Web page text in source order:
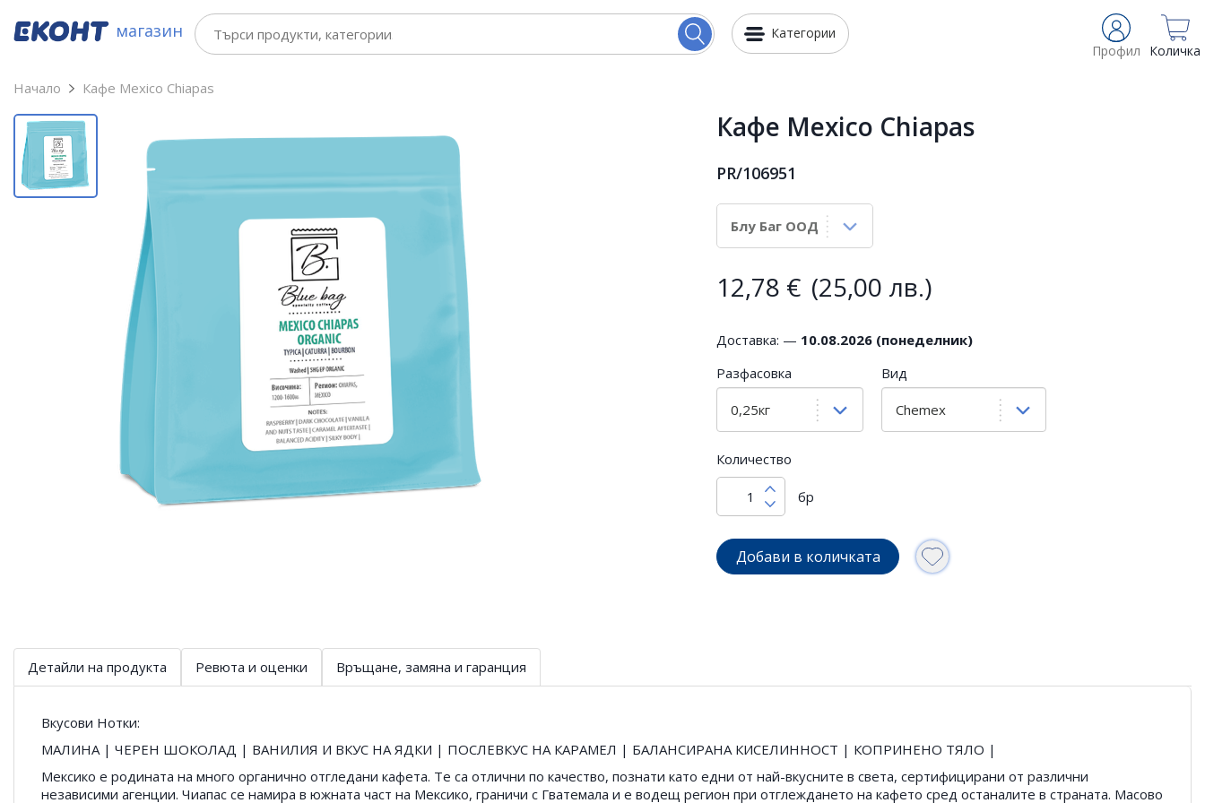
магазин
Профил Количка
Категории
Начало Кафе Mexico Chiapas
Кафе Mexico Chiapas
PR/106951
12,78 € (25,00 лв.)
Доставка: — 10.08.2026 (понеделник)
Разфасовка
Вид
Количество
бр
Добави в количката
Детайли на продукта Ревюта и оценки Връщане, замяна и гаранция
Вкусови Нотки:
МАЛИНА | ЧЕРЕН ШОКОЛАД | ВАНИЛИЯ И ВКУС НА ЯДКИ | ПОСЛЕВКУС НА КАРАМЕЛ | БАЛАНСИРАНА КИСЕЛИННОСТ | КОПРИНЕНО ТЯЛО |
Мексико е родината на много органично отгледани кафета. Те са отлични по качество, познати като едни от най-вкусните в света, сертифицирани от различни
независими агенции. Чиапас се намира в южната част на Мексико, граничи с Гватемала и е водещ регион при отглеждането на кафето сред останалите в страната. Масово